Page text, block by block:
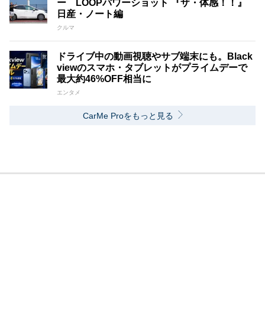
ー LOOPパワーショット 『ザ・体感！！』
日産・ノート編
クルマ
ドライブ中の動画視聴やサブ端末にも。Black
viewのスマホ・タブレットがプライムデーで
最大約46%OFF相当に
エンタメ
CarMe Proをもっと見る